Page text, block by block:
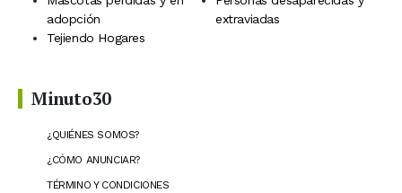
adopción
extraviadas
Tejiendo Hogares
Minuto30
¿QUIÉNES SOMOS?
¿CÓMO ANUNCIAR?
TÉRMINO Y CONDICIONES